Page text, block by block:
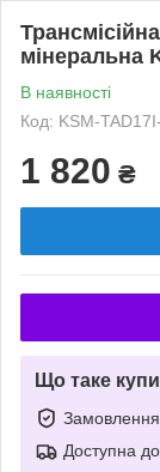
мінеральна
В наявності
Код: KSM-
1 820 ₴
Що таке
Замовлення
Доступна